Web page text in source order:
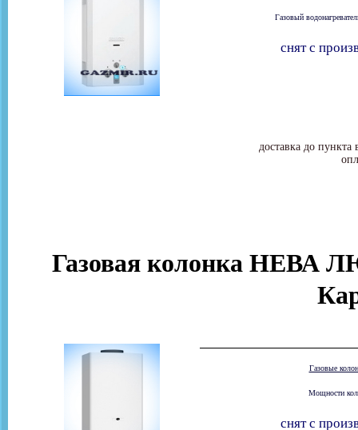
Газовый
доставка до
снят с
Газовая колонка НЕВА
Газовые
Мощности
снят с